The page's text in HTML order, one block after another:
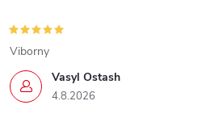
Vasyl Ostash
4.8.2026
Viborny